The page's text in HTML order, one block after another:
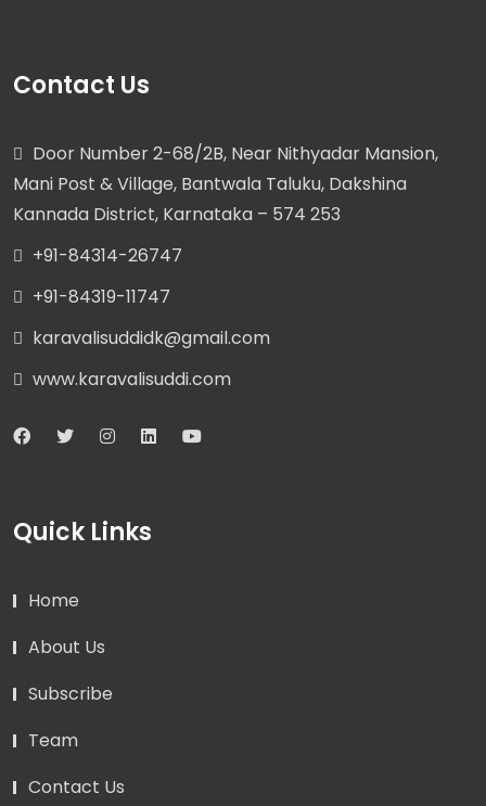
Contact Us
Door Number 2-68/2B, Near Nithyadar Mansion,
Mani Post & Village, Bantwala Taluku, Dakshina
Kannada District, Karnataka – 574 253
+91-84314-26747
+91-84319-11747
karavalisuddidk@gmail.com
www.karavalisuddi.com
Quick Links
Home
About Us
Subscribe
Team
Contact Us